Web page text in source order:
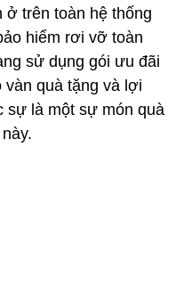
ở trên toàn hệ thống
hiểm rơi vỡ toàn
sử dụng gói ưu đãi
quà tặng và lợi
sự là một sự món quà